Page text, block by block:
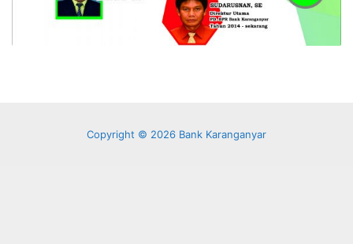
Copyright © 2026 Bank Karanganyar